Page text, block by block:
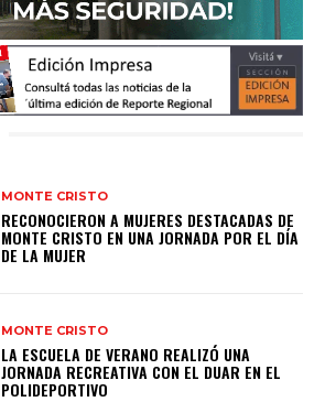
MONTE CRISTO
RECONOCIERON A MUJERES DESTACADAS DE
MONTE CRISTO EN UNA JORNADA POR EL DÍA
DE LA MUJER
MONTE CRISTO
LA ESCUELA DE VERANO REALIZÓ UNA
JORNADA RECREATIVA CON EL DUAR EN EL
POLIDEPORTIVO